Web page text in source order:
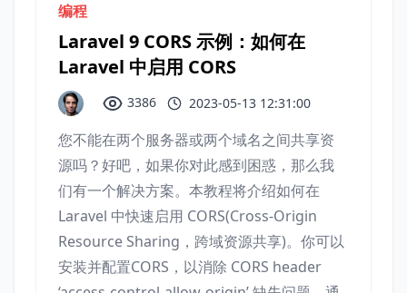
编程
Laravel 9 CORS 示例：如何在
Laravel 中启用 CORS
3386 2023-05-13 12:31:00
您不能在两个服务器或两个域名之间共享资
源吗？好吧，如果你对此感到困惑，那么我
们有一个解决方案。本教程将介绍如何在
Laravel 中快速启用 CORS(Cross-Origin
Resource Sharing，跨域资源共享)。你可以
安装并配置CORS，以消除 CORS header